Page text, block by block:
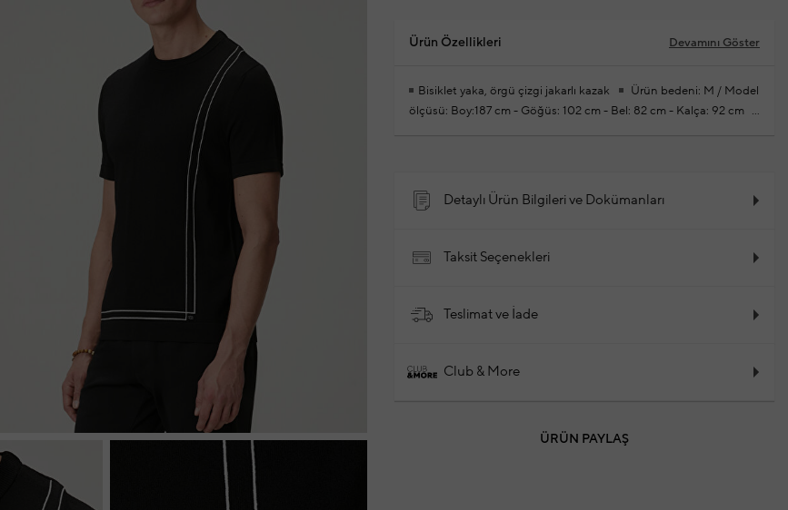
Ürün Özellikleri Devamını Göster
Bisiklet yaka, örgü çizgi jakarlı kazak
Ürün bedeni: M / Model
ölçüsü: Boy:187 cm - Göğüs: 102 cm - Bel: 82 cm - Kalça: 92 cm
Detaylı Ürün Bilgileri ve Dokümanları
Taksit Seçenekleri
Teslimat ve İade
Club & More
ÜRÜN PAYLAŞ